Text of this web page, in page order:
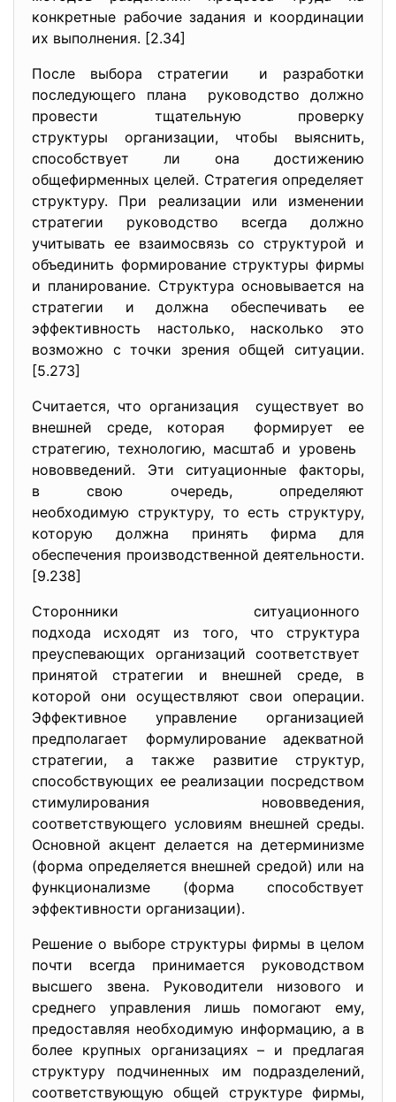
конкретные рабочие задания и координации
их выполнения. [2.34]
После выбора стратегии и разработки
последующего плана руководство должно
провести тщательную проверку
структуры организации, чтобы выяснить,
способствует ли она достижению
общефирменных целей. Стратегия определяет
структуру. При реализации или изменении
стратегии руководство всегда должно
учитывать ее взаимосвязь со структурой и
объединить формирование структуры фирмы
и планирование. Структура основывается на
стратегии и должна обеспечивать ее
эффективность настолько, насколько это
возможно с точки зрения общей ситуации.
[5.273]
Считается, что организация существует во
внешней среде, которая формирует ее
стратегию, технологию, масштаб и уровень
нововведений. Эти ситуационные факторы,
в свою очередь, определяют
необходимую структуру, то есть структуру,
которую должна принять фирма для
обеспечения производственной деятельности.
[9.238]
Сторонники ситуационного
подхода исходят из того, что структура
преуспевающих организаций соответствует
принятой стратегии и внешней среде, в
которой они осуществляют свои операции.
Эффективное управление организацией
предполагает формулирование адекватной
стратегии, а также развитие структур,
способствующих ее реализации посредством
стимулирования нововведения,
соответствующего условиям внешней среды.
Основной акцент делается на детерминизме
(форма определяется внешней средой) или на
функционализме (форма способствует
эффективности организации).
Решение о выборе структуры фирмы в целом
почти всегда принимается руководством
высшего звена. Руководители низового и
среднего управления лишь помогают ему,
предоставляя необходимую информацию, а в
более крупных организациях – и предлагая
структуру подчиненных им подразделений,
соответствующую общей структуре фирмы,